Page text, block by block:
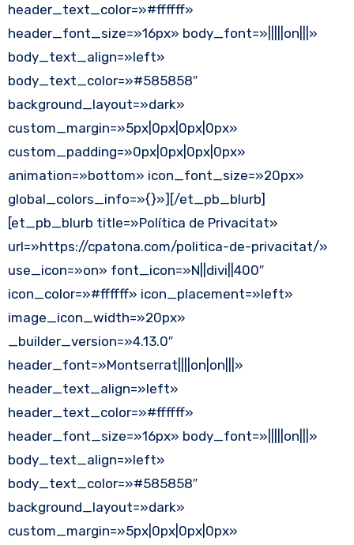
header_text_color=»#ffffff»
header_font_size=»16px» body_font=»|||||on|||»
body_text_align=»left»
body_text_color=»#585858″
background_layout=»dark»
custom_margin=»5px|0px|0px|0px»
custom_padding=»0px|0px|0px|0px»
animation=»bottom» icon_font_size=»20px»
global_colors_info=»{}»][/et_pb_blurb]
[et_pb_blurb title=»Política de Privacitat»
url=»https://cpatona.com/politica-de-privacitat/»
use_icon=»on» font_icon=»N||divi||400″
icon_color=»#ffffff» icon_placement=»left»
image_icon_width=»20px»
_builder_version=»4.13.0″
header_font=»Montserrat||||on|on|||»
header_text_align=»left»
header_text_color=»#ffffff»
header_font_size=»16px» body_font=»|||||on|||»
body_text_align=»left»
body_text_color=»#585858″
background_layout=»dark»
custom_margin=»5px|0px|0px|0px»